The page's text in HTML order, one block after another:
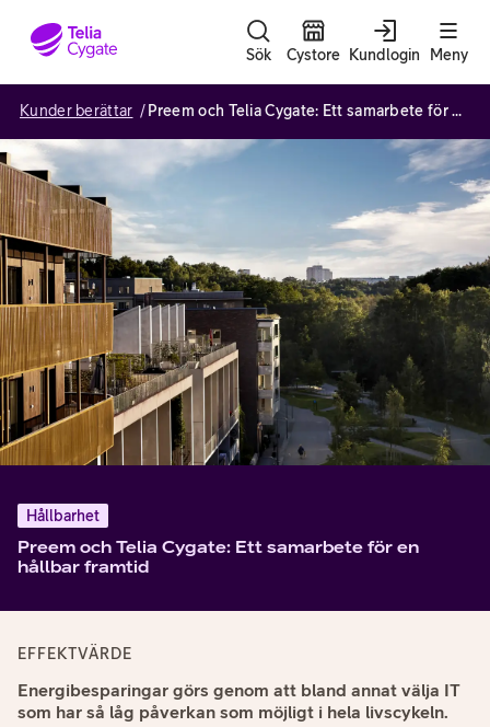
Gå till sidans innehåll
Sök Cystore Kundlogin Meny
Kunder berättar Preem och Telia Cygate: Ett samarbete för en hållbar framtid
Hållbarhet
Preem och Telia Cygate: Ett samarbete för en
hållbar framtid
EFFEKTVÄRDE
Energibesparingar görs genom att bland annat välja IT
som har så låg påverkan som möjligt i hela livscykeln.